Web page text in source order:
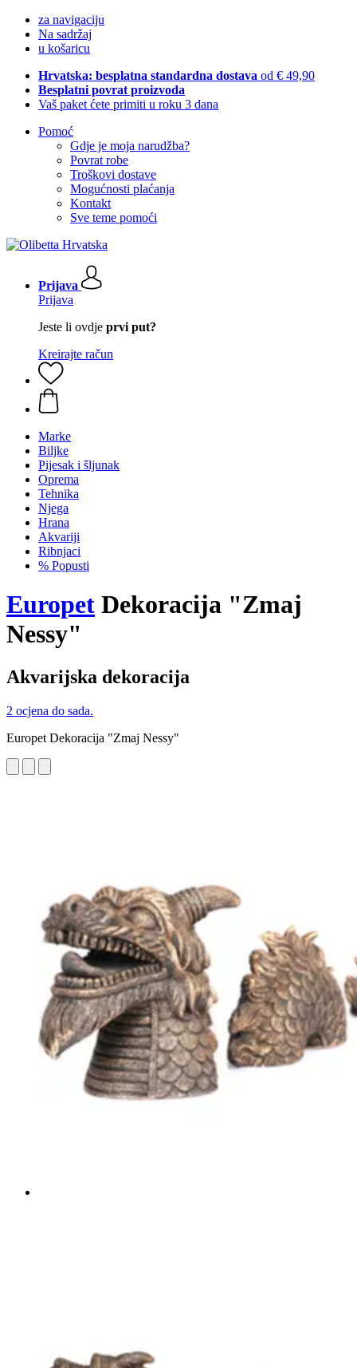
za navigaciju
Na sadržaj
u košaricu
Hrvatska: besplatna standardna dostava od € 49,90
Besplatni povrat proizvoda
Vaš paket ćete primiti u roku 3 dana
Pomoć
Gdje je moja narudžba?
Povrat robe
Troškovi dostave
Mogućnosti plaćanja
Kontakt
Sve teme pomoći
Prijava
Prijava
Jeste li ovdje prvi put?
Kreirajte račun
Marke
Biljke
Pijesak i šljunak
Oprema
Tehnika
Njega
Hrana
Akvariji
Ribnjaci
% Popusti
Europet Dekoracija "Zmaj
Nessy"
Akvarijska dekoracija
2 ocjena do sada.
Europet Dekoracija "Zmaj Nessy"